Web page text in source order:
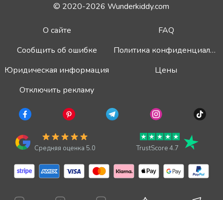
© 2020-2026 Wunderkiddy.com
О сайте
FAQ
Сообщить об ошибке
Политика конфиденциальности
Юридическая информация
Цены
Отключить рекламу
Средняя оценка 5.0 TrustScore 4.7